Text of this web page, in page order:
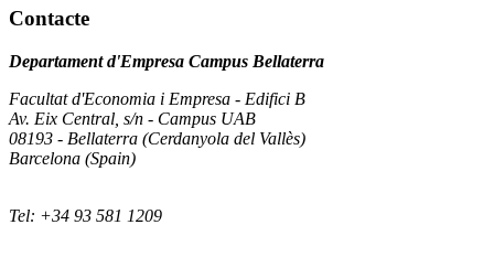
Contacte
Departament d'Empresa Campus Bellaterra
Facultat d'Economia i Empresa - Edifici B
Av. Eix Central, s/n - Campus UAB
08193 - Bellaterra (Cerdanyola del Vallès)
Barcelona (Spain)
Tel: +34 93 581 1209